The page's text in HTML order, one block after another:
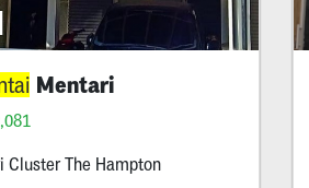
Mentari
Cluster The Hampton